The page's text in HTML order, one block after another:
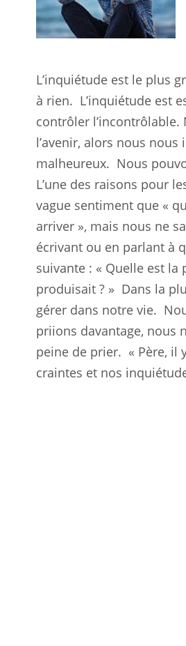
L’inquiétude est le plus
à rien. L’inquiétude est
contrôler l’incontrôlable.
l’avenir, alors nous
malheureux. Nous
L’une des raisons pour
vague sentiment que «
arriver », mais nous ne
écrivant ou en parlant à
suivante : « Quelle est
produisait ? » Dans la
gérer dans notre vie.
priions davantage, nous
peine de prier. « Père, il
craintes et nos